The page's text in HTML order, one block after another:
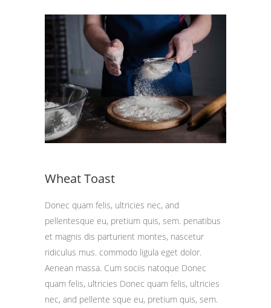
Wheat Toast
Donec quam felis, ultricies nec, and
pellentesque eu, pretium quis, sem. penatibus
et magnis dis parturient montes, nascetur
ridiculus mus. commodo ligula eget dolor.
Aenean massa. Cum sociis natoque Donec
quam felis, ultricies Donec quam felis, ultricies
nec, and pellente sque eu, pretium quis, sem.